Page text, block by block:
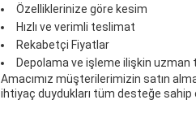
Özelliklerinize göre kesim
Hızlı ve verimli teslimat
Rekabetçi Fiyatlar
Depolama ve işleme ilişkin uzman
Amacımız müşterilerimizin satın
ihtiyaç duydukları tüm desteğe sahip